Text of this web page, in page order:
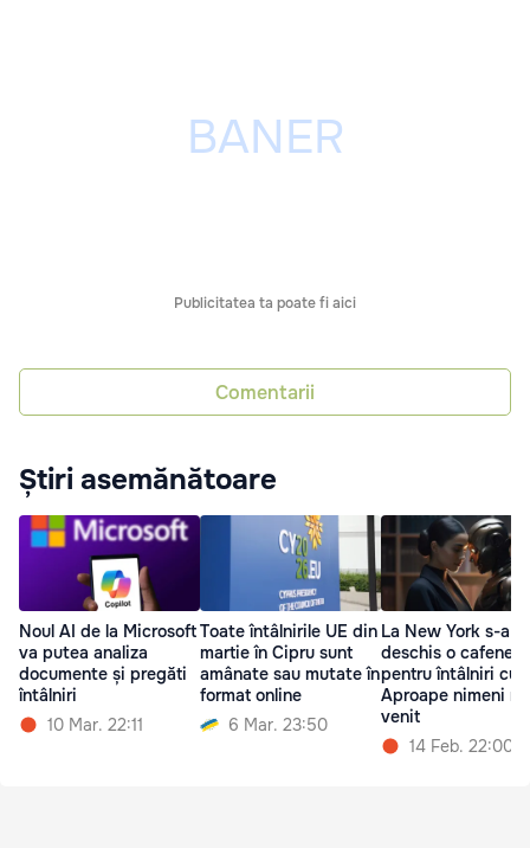
Publicitatea ta poate fi aici
Comentarii
Știri asemănătoare
Noul AI de la Microsoft
va putea analiza
documente și pregăti
întâlniri
10 Mar. 22:11
Toate întâlnirile UE din
martie în Cipru sunt
amânate sau mutate în
format online
6 Mar. 23:50
La New York s-a
deschis o cafenea
pentru întâlniri cu
Aproape nimeni
venit
14 Feb. 22:00